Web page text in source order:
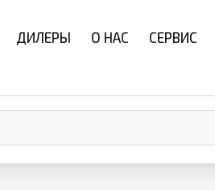
ДИЛЕРЫ О НАС СЕРВИС